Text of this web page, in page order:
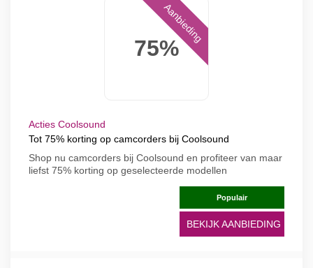
75%
Aanbieding
Acties Coolsound
Tot 75% korting op camcorders bij Coolsound
Shop nu camcorders bij Coolsound en profiteer van maar
liefst 75% korting op geselecteerde modellen
Populair
BEKIJK AANBIEDING